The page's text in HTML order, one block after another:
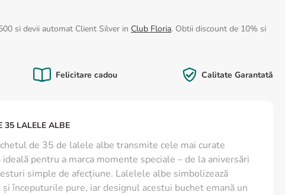
si devii automat Client Silver in Club Floria. Obtii discount de 10% si
Felicitare cadou Calitate Garantată
35 LALELE ALBE
de 35 de lalele albe transmite cele mai curate
pentru a marca momente speciale – de la aniversări
simple de afecțiune. Lalelele albe simbolizează
începuturile pure, iar designul acestui buchet emană un